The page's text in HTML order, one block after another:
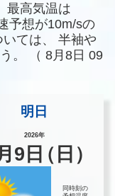
最高気温は
予想が10m/sの
ては、
半袖や
。
（ 8月8日 09
明日
2026年
9 日（日）
同時刻の